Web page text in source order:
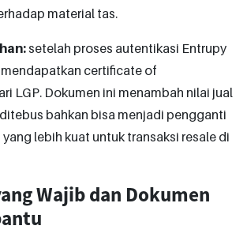
material tas.
setelah proses autentikasi Entrupy
certificate of
LGP. Dokumen ini menambah nilai jual
bahkan bisa menjadi pengganti
lebih kuat untuk transaksi resale di
Wajib dan Dokumen